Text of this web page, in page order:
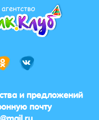
и предложений
почту